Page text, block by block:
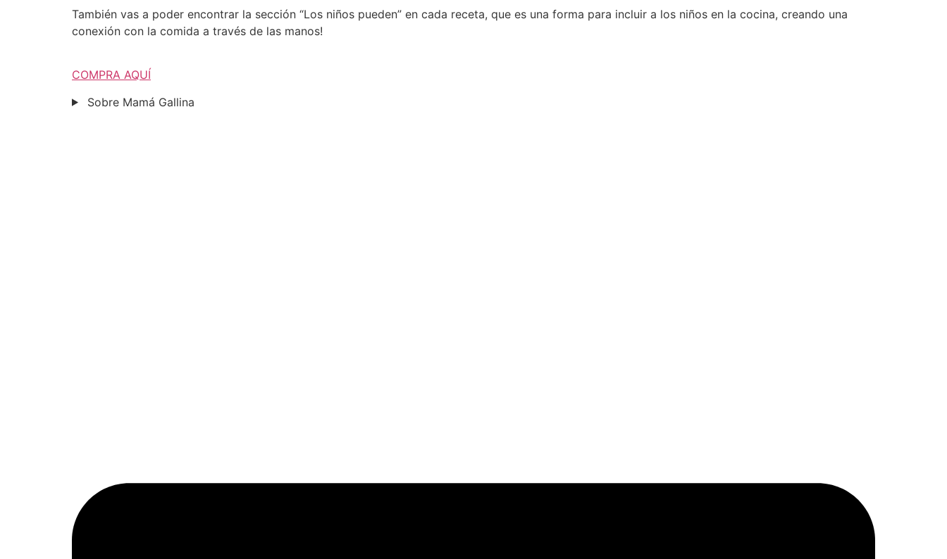
También vas a poder encontrar la sección “Los niños pueden” en cada receta, que es una forma para incluir a los niños en la cocina, creando una
conexión con la comida a través de las manos!
COMPRA AQUÍ
Sobre Mamá Gallina